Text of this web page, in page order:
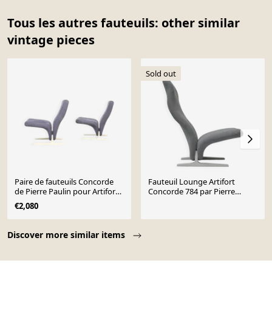
Tous les autres fauteuils: other similar
vintage pieces
Discover more similar items
Paire de fauteuils Concorde
de Pierre Paulin pour Artifort,
1966
€2,080
Sold out
Fauteuil Lounge Artifort
Concorde 784 par Pierre